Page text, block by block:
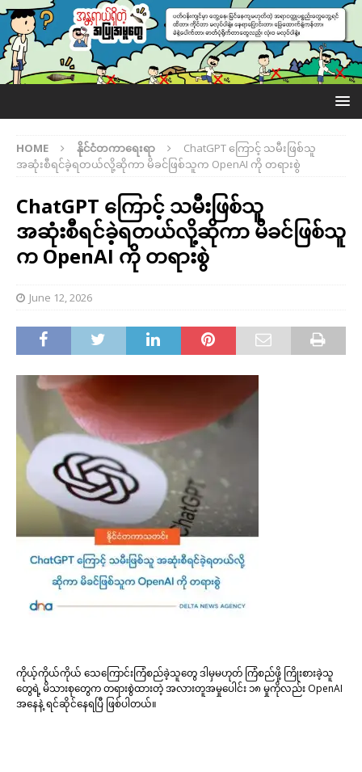
HOME နိုင်ငံတကာရေးရာ
ChatGPT ကြောင့် သမီးဖြစ်သူ
အဆုံးစီရင်ခဲ့ရတယ်လို့ဆိုကာ မိခင်ဖြစ်သူက OpenAI ကို တရားစွဲ
ChatGPT ကြောင့် သမီးဖြစ်သူ
အဆုံးစီရင်ခဲ့ရတယ်လို့ဆိုကာ မိခင်ဖြစ်သူ
က OpenAI ကို တရားစွဲ
June 12, 2026
ကိုယ့်ကိုယ်ကိုယ် သေကြောင်းကြံစည်ခဲ့သူတွေ ဒါမှမဟုတ် ကြံစည်ဖို့ ကြိုးစားခဲ့သူ
တွေရဲ့ မိသားစုတွေက တရားစွဲထားတဲ့ အလားတူအမှုပေါင်း ၁၈ မှုကိုလည်း OpenAI
အနေနဲ့ ရင်ဆိုင်နေရပြီ ဖြစ်ပါတယ်။